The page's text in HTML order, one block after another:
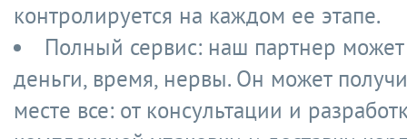
контролируется на каждом ее этапе.
Полный сервис: наш партнер может
деньги, время, нервы. Он может
месте все: от консультации и